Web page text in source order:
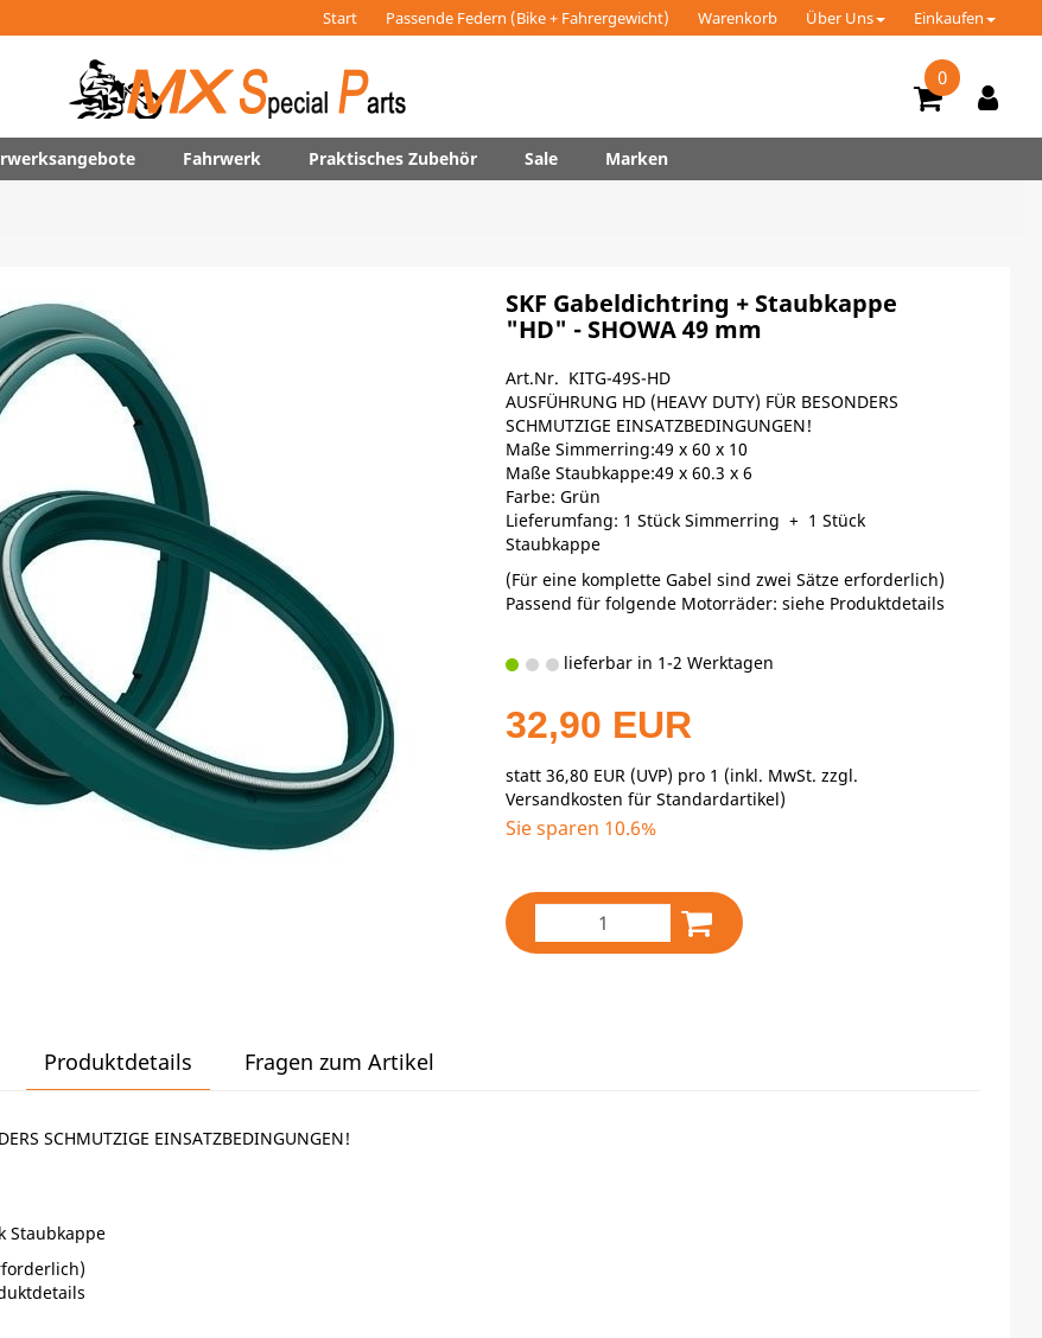
Start Passende Federn (Bike + Fahrergewicht) Warenkorb Über Uns Einkaufen
0
Fahrwerk Praktisches Zubehör Sale Marken
SKF Gabeldichtring + Staubkappe
"HD" - SHOWA 49 mm
Art.Nr. KITG-49S-HD
AUSFÜHRUNG HD (HEAVY DUTY) FÜR BESONDERS
SCHMUTZIGE EINSATZBEDINGUNGEN!
Maße Simmerring:49 x 60 x 10
Maße Staubkappe:49 x 60.3 x 6
Farbe: Grün
Lieferumfang: 1 Stück Simmerring + 1 Stück
Staubkappe
(Für eine komplette Gabel sind zwei Sätze erforderlich)
Passend für folgende Motorräder: siehe Produktdetails
lieferbar in 1-2 Werktagen
32,90 EUR
statt36,80 EUR (UVP) pro 1 (inkl. MwSt. zzgl.
Versandkosten für Standardartikel)
Sie sparen 10.6%
Produktdetails Fragen zum Artikel
SCHMUTZIGE EINSATZBEDINGUNGEN!
Staubkappe